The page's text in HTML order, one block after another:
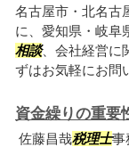
名古屋市・北名古
に、愛知県・岐阜
相談、会社経営に
ずはお気軽にお問
資金繰りの重要
佐藤昌哉税理士事